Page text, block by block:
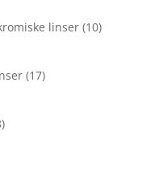
linser (10)
(17)